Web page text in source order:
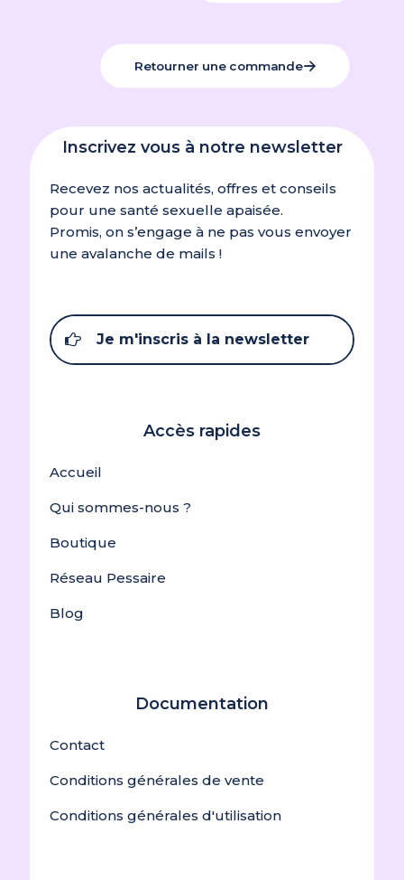
Retourner une commande
Inscrivez vous à notre newsletter
Recevez nos actualités, offres et conseils
pour une santé sexuelle apaisée.
Promis, on s’engage à ne pas vous envoyer
une avalanche de mails !
Je m'inscris à la newsletter
Accès rapides
Accueil
Qui sommes-nous ?
Boutique
Réseau Pessaire
Blog
Documentation
Contact
Conditions générales de vente
Conditions générales d'utilisation